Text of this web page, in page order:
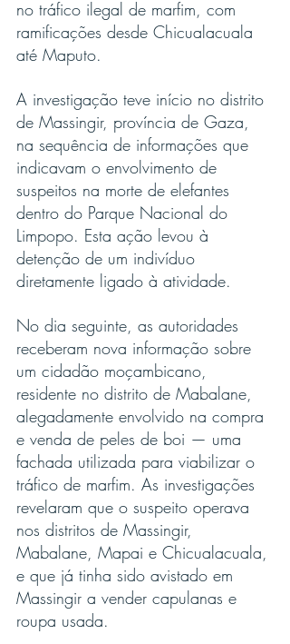
no tráfico ilegal de marfim, com
ramificações desde Chicualacuala
até Maputo.
A investigação teve início no distrito
de Massingir, província de Gaza,
na sequência de informações que
indicavam o envolvimento de
suspeitos na morte de elefantes
dentro do Parque Nacional do
Limpopo. Esta ação levou à
detenção de um indivíduo
diretamente ligado à atividade.
No dia seguinte, as autoridades
receberam nova informação sobre
um cidadão moçambicano,
residente no distrito de Mabalane,
alegadamente envolvido na compra
e venda de peles de boi — uma
fachada utilizada para viabilizar o
tráfico de marfim. As investigações
revelaram que o suspeito operava
nos distritos de Massingir,
Mabalane, Mapai e Chicualacuala,
e que já tinha sido avistado em
Massingir a vender capulanas e
roupa usada.